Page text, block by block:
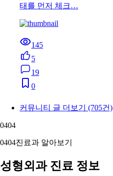
태를 먼저 체크…
145
5
19
0
커뮤니티 글 더보기 (705건)
0404
0404진료과 알아보기
성형외과 진료 정보